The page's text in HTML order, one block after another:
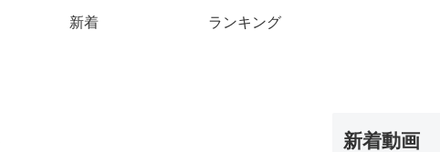
新着 ランキング
新着動画